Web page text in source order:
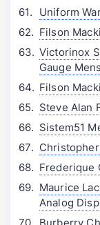
Uniform
Filson
Victorinox
Gauge
Filson
Steve Alan
Sistem51
Frederique
Maurice
Analog